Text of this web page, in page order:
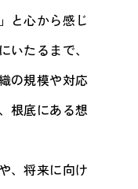
と心から感じ
たるまで、
の規模や対応
根底にある想
、将来に向け